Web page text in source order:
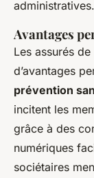
administratives.
Avantages
Les assurés
d’avantages
prévention
incitent les
grâce à des
numériques
sociétaires